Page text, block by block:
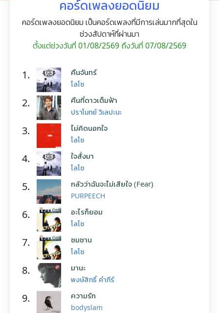
คอร์ดเพลงยอดนิยม
คอร์ดเพลงยอดนิยม เป็นคอร์ดเพลงที่มีการเล่นมากที่สุดใน
ช่วงสัปดาห์ที่ผ่านมา
ตั้งแต่ช่วงวันที่ 01/08/2569 ถึงวันที่ 07/08/2569
1. คืนจันทร์
โลโซ
2. คืนที่ดาวเต็มฟ้า
ปราโมทย์ วิเลปะนะ
3. ไม่คิดนอกใจ
โลโซ
4. ใจสั่งมา
โลโซ
5. กลัวว่าฉันจะไม่เสียใจ (Fear)
PURPEECH
6. อะไรก็ยอม
โลโซ
7. ซมซาน
โลโซ
8. มานะ
พงษ์สิทธิ์ คำภีร์
9. ความรัก
bodyslam